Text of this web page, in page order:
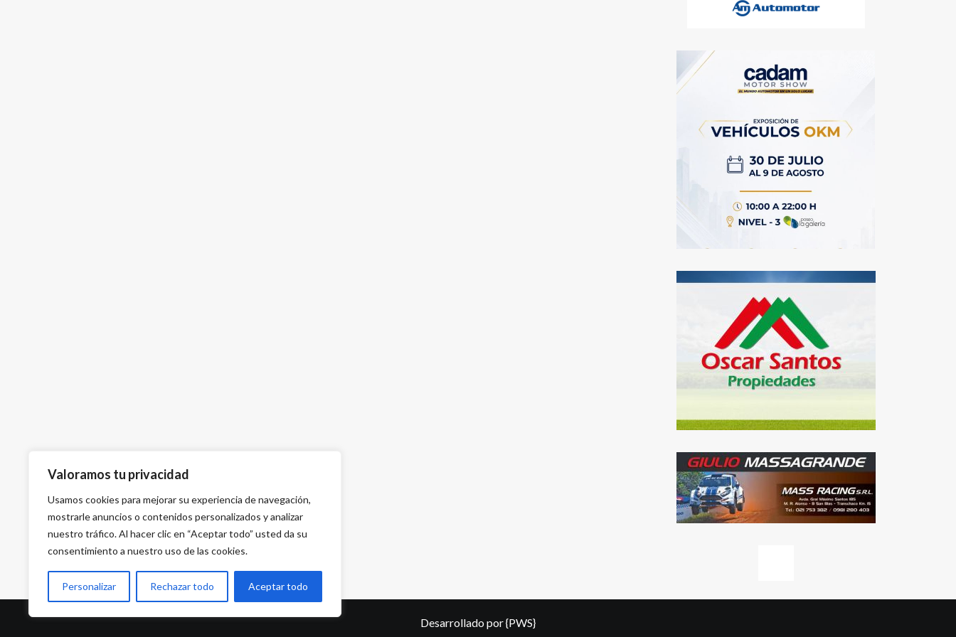
Valoramos tu privacidad
Usamos cookies para mejorar su experiencia de navegación,
mostrarle anuncios o contenidos personalizados y analizar
nuestro tráfico. Al hacer clic en “Aceptar todo” usted da su
consentimiento a nuestro uso de las cookies.
Personalizar Rechazar todo Aceptar todo
Desarrollado por{PWS}